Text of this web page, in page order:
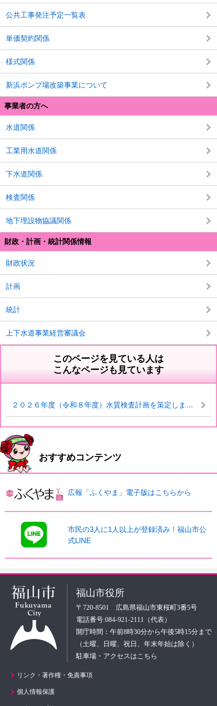
公共工事発注予定一覧表
単価契約関係
様式関係
新浜ポンプ場改築事業について
事業者の方へ
水道関係
工業用水道関係
下水道関係
検査関係
地下埋設物協議関係
財政・計画・統計関係情報
財政状況
計画
統計
上下水道事業経営審議会
このページを見ている人は
こんなページも見ています
２０２６年度（令和８年度）水質検査計画を策定しました
おすすめコンテンツ
広報「ふくやま」電子版はこちらから
市民の3人に1人以上が登録済み！福山市公
式LINE
福山市役所
〒720-8501 広島県福山市東桜町3番5号
電話番号:084-921-2111（代表）
開庁時間：午前8時30分から午後5時15分まで
（土曜、日曜、祝日、年末年始は除く）
駐車場・アクセスはこちら
リンク・著作権・免責事項
個人情報保護